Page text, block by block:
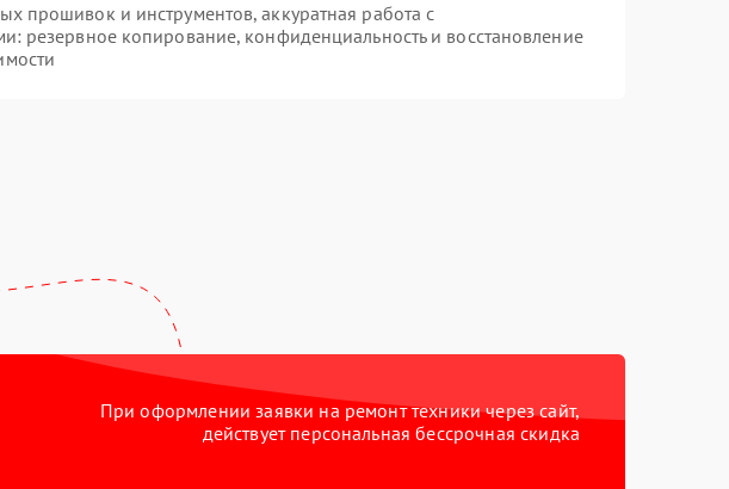
прошивок и инструментов, аккуратная работа с
резервное копирование, конфиденциальность и восстановление
При оформлении заявки на ремонт техники через сайт,
действует персональная бессрочная скидка